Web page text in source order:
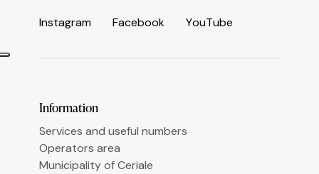
Instagram Facebook YouTube
Information
Services and useful numbers
Operators area
Municipality of Ceriale